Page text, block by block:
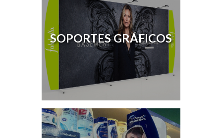
SOPORTES GRÁFICOS